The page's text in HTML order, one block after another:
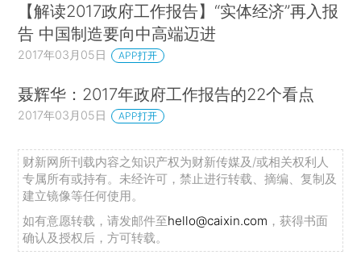
【解读2017政府工作报告】“实体经济”再入报
告 中国制造要向中高端迈进
2017年03月05日 APP打开
聂辉华：2017年政府工作报告的22个看点
2017年03月05日 APP打开
财新网所刊载内容之知识产权为财新传媒及/或相关权利人
专属所有或持有。未经许可，禁止进行转载、摘编、复制及
建立镜像等任何使用。
如有意愿转载，请发邮件至hello@caixin.com ，获得书面
确认及授权后，方可转载。